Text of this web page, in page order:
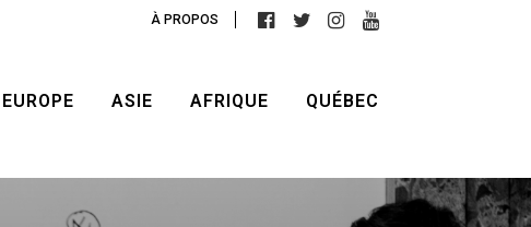
À PROPOS
EUROPE ASIE AFRIQUE QUÉBEC